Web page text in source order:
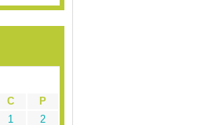
C
P
1
2